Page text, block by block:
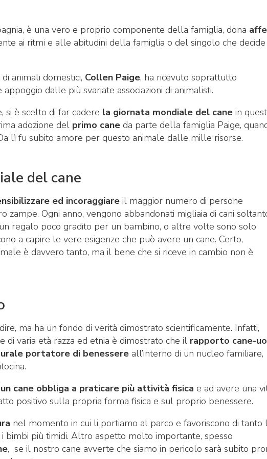
è una vero e proprio componente della famiglia, dona
ai ritmi e alle abitudini della famiglia o del singolo che decide
animali domestici, Collen Paige, ha ricevuto soprattutto
dalle più svariate associazioni di animalisti.
si è scelto di far cadere la giornata mondiale del cane in
adozione del primo cane da parte della famiglia Paige,
lì fu subito amore per questo animale dalle mille risorse.
del cane
ed incoraggiare il maggior numero di persone
zampe. Ogni anno, vengono abbandonati migliaia di cani
regalo poco gradito per un bambino, o altre volte sono solo
a capire le vere esigenze che può avere un cane. Certo,
è davvero tanto, ma il bene che si riceve in cambio non è
ma ha un fondo di verità dimostrato scientificamente. Infatti,
di varia età razza ed etnia è dimostrato che il rapporto cane-
portatore di benessere all’interno di un nucleo familiare,
un cane obbliga a praticare più attività fisica e ad avere una
positivo sulla propria forma fisica e sul proprio benessere.
nel momento in cui li portiamo al parco e favoriscono di tanto
bimbi più timidi. Altro aspetto molto importante, spesso
, se il nostro cane avverte che siamo in pericolo sarà subito